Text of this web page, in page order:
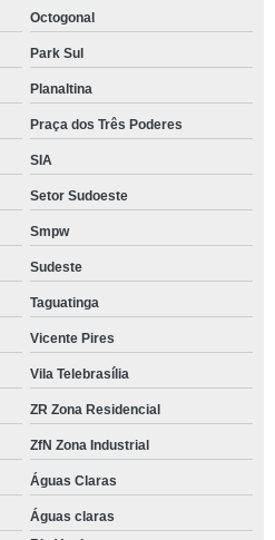
Octogonal
Park Sul
Planaltina
Praça dos Três Poderes
SIA
Setor Sudoeste
Smpw
Sudeste
Taguatinga
Vicente Pires
Vila Telebrasília
ZR Zona Residencial
ZfN Zona Industrial
Águas Claras
Águas claras